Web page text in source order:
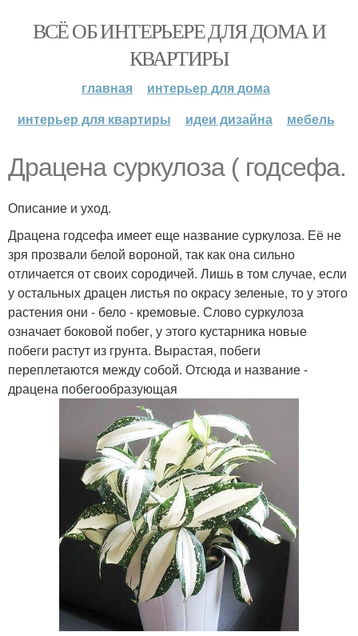
ВСЁ ОБ ИНТЕРЬЕРЕ ДЛЯ ДОМА И
КВАРТИРЫ
главная
интерьер для дома
интерьер для квартиры
идеи дизайна мебель
Драцена суркулоза ( годсефа.
Описание и уход.
Драцена годсефа имеет еще название суркулоза. Её не
зря прозвали белой вороной, так как она сильно
отличается от своих сородичей. Лишь в том случае, если
у остальных драцен листья по окрасу зеленые, то у этого
растения они - бело - кремовые. Слово суркулоза
означает боковой побег, у этого кустарника новые
побеги растут из грунта. Вырастая, побеги
переплетаются между собой. Отсюда и название -
драцена побегообразующая